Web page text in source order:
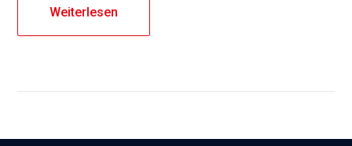
Weiterlesen